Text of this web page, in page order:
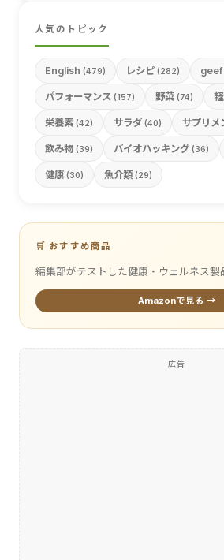
人気のトピック
English (479) レシピ (282)
パフォーマンス (157) 野菜 (74)
栄養素 (42) サラダ (40) サプリメ
飲み物 (39) バイオハッキング (36)
健康 (30) 魚介類 (29)
🛒 おすすめ商品
編集部がテストした健康・ウェルネス製
Amazonで見る →
広告